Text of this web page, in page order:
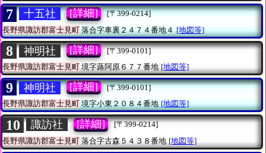
7 十五社 [詳細]
[〒399-0214]
長野県諏訪郡富士見町落合字車裏２４７４番地４ [地図等]
8 神明社 [詳細]
[〒399-0101]
長野県諏訪郡富士見町境字蕗阿原６７７番地 [地図等]
9 神明社 [詳細]
[〒399-0101]
長野県諏訪郡富士見町境字小東２０８４番地 [地図等]
10 諏訪社 [詳細]
[〒399-0214]
長野県諏訪郡富士見町 落合字古森５４３８番地 [地図等]